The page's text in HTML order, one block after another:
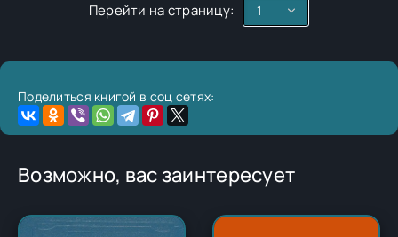
Перейти на страницу:
Поделиться книгой в соц сетях:
Возможно, вас заинтересует